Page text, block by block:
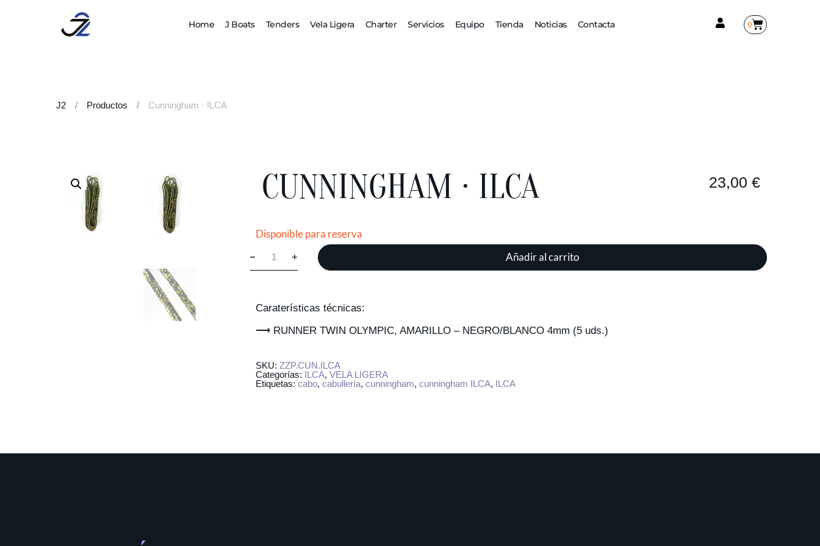
Home J Boats Tenders Vela Ligera Charter Servicios Equipo Tienda Noticias Contacta 0
J2 / Productos / Cunningham · ILCA
CUNNINGHAM · ILCA 23,00€
Disponible para reserva
Añadir al carrito
Caraterísticas técnicas:
⟶ RUNNER TWIN OLYMPIC, AMARILLO – NEGRO/BLANCO 4mm (5 uds.)
SKU: ZZP.CUN.ILCA
Categorías: ILCA, VELA LIGERA
Etiquetas: cabo, cabullería, cunningham, cunningham ILCA, ILCA